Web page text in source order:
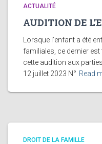
ACTUALITÉ
AUDITION DE
Lorsque l’enfant a été
familiales, ce dernier
cette audition aux
12 juillet 2023 N° Read
DROIT DE LA FAMILLE